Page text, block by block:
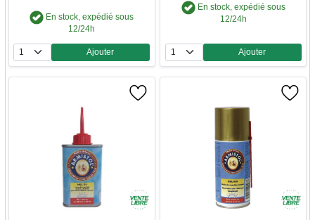
En stock, expédié sous
12/24h
Quantité
Ajouter
En stock, expédié sous
12/24h
Quantité
Ajouter